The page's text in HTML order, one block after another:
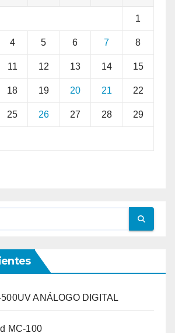
1
4 5 6 7 8
11 12 13 14 15
18 19 20 21 22
25 26 27 28 29
ANÁLOGO DIGITAL
MC-100